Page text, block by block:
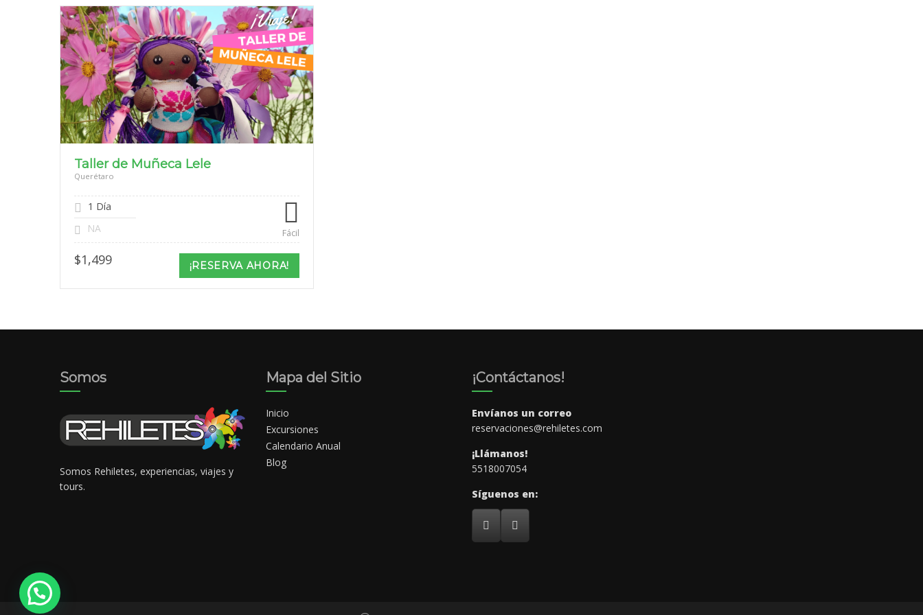
Taller de Muñeca Lele
Querétaro
1 Día
NA
Fácil
$1,499 ¡RESERVA AHORA!
Somos
Somos Rehiletes, experiencias, viajes y
tours.
Mapa del Sitio
Inicio
Excursiones
Calendario Anual
Blog
¡Contáctanos!
Envíanos un correo
reservaciones@rehiletes.com
¡Llámanos!
5518007054
Síguenos en: